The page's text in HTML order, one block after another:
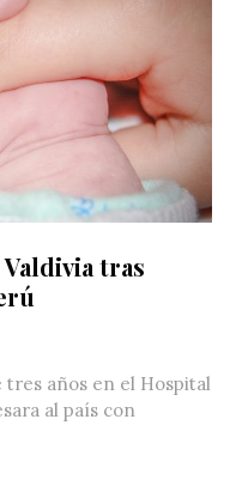
tras
tres años en el Hospital
al país con